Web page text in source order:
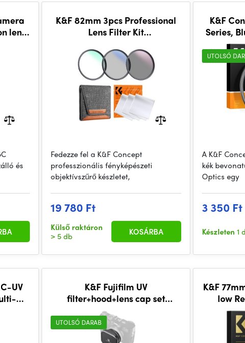
lens,
és
K&F 82mm 3pcs Professional
Lens Filter Kit
Pouch+3pcs*Cleaning Cloth
Fedezze fel a K&F Concept
professzionális fényképészeti
objektívszűrő készletet,
19 780 Ft
Külső raktáron
> 5 db
KOSÁRBA
K&F
Series,
UTOLSÓ
A K&F
kék
Optics egy
3 350 Ft
Készleten 1
UV
K&F Fujifilm UV
filter+hood+lens cap set
suitable for Fuji X100/FX
UTOLSÓ DARAB
K&F
low
coating